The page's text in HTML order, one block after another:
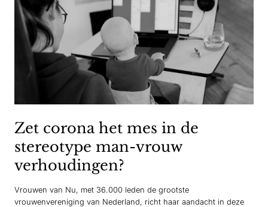
Zet corona het mes in de
stereotype man-vrouw
verhoudingen?
Vrouwen van Nu, met 36.000 leden de grootste
vrouwenvereniging van Nederland, richt haar aandacht in deze